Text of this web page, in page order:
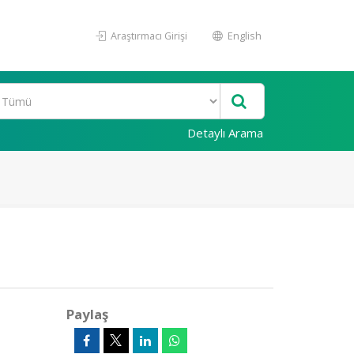
Araştırmacı Girişi English
Detaylı Arama
Paylaş